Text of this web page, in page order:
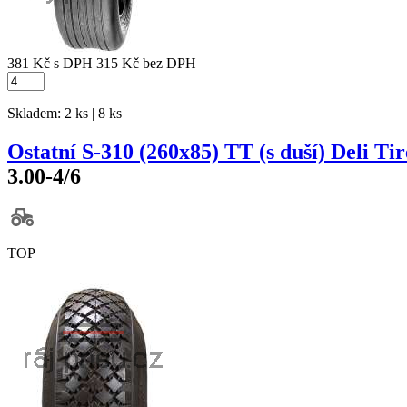
381 Kč s DPH 315 Kč bez DPH
Skladem: 2 ks | 8 ks
Ostatní S-310 (260x85) TT (s duší) Deli
3.00-4/6
TOP